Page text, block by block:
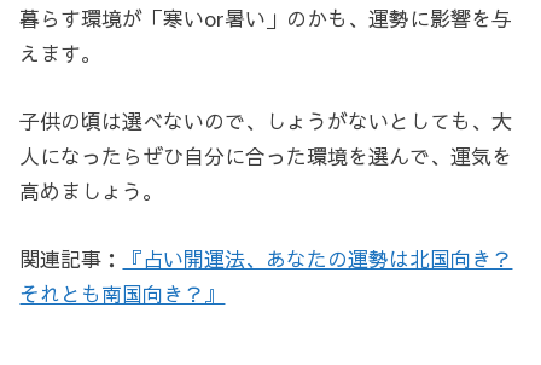
暮らす環境が「寒いor暑い」のかも、運勢に影響を与
えます。
子供の頃は選べないので、しょうがないとしても、大
人になったらぜひ自分に合った環境を選んで、運気を
高めましょう。
関連記事：
『占い開運法、あなたの運勢は北国向き？
それとも南国向き？』